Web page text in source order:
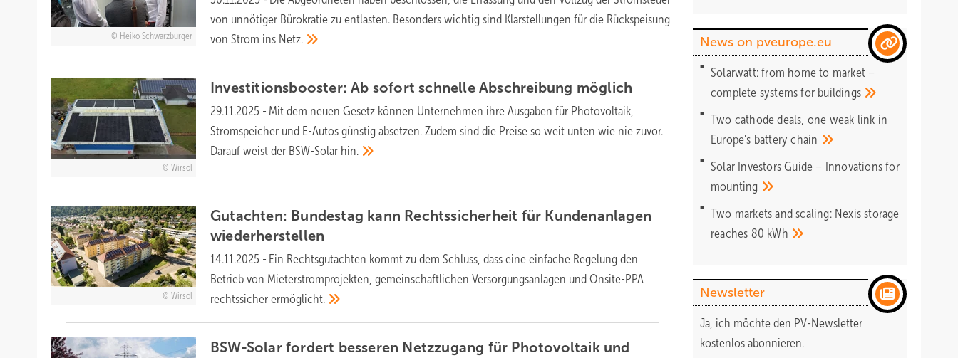
Heiko Schwarzburger
von unnötiger Bürokratie zu entlasten. Besonders wichtig sind Klarstellungen für die Rückspeisung
von Strom ins Netz.
Wirsol
Investitionsbooster: Ab sofort schnelle Abschreibung möglich
29.11.2025 - Mit dem neuen Gesetz können Unternehmen ihre Ausgaben für Photovoltaik,
Stromspeicher und E-Autos günstig absetzen. Zudem sind die Preise so weit unten wie nie zuvor.
Darauf weist der BSW-Solar hin.
Wirsol
Gutachten: Bundestag kann Rechtssicherheit für Kundenanlagen
wiederherstellen
14.11.2025 - Ein Rechtsgutachten kommt zu dem Schluss, dass eine einfache Regelung den
Betrieb von Mieterstromprojekten, gemeinschaftlichen Versorgungsanlagen und Onsite-PPA
rechtssicherermöglicht.
BSW-Solar fordert besseren Netzzugang für Photovoltaik und
News on pveurope.eu
Solarwatt: from home to market –
complete systems for buildings
Two cathode deals, one weak link in
Europe's batterychain
Solar Investors Guide – Innovations for
mounting
Two markets and scaling: Nexis storage
reaches 80 kWh
Newsletter
Ja, ich möchte den PV-Newsletter
kostenlos abonnieren.